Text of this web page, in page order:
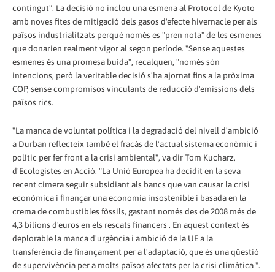
contingut". La decisió no inclou una esmena al Protocol de Kyoto
amb noves fites de mitigació dels gasos d'efecte hivernacle per als
països industrialitzats perquè només es "pren nota" de les esmenes
que donarien realment vigor al segon període. "Sense aquestes
esmenes és una promesa buida", recalquen, "només són
intencions, però la veritable decisió s'ha ajornat fins a la pròxima
COP, sense compromisos vinculants de reducció d'emissions dels
països rics.
"La manca de voluntat política i la degradació del nivell d'ambició
a Durban reflecteix també el fracàs de l'actual sistema econòmic i
polític per fer front a la crisi ambiental", va dir Tom Kucharz,
d'Ecologistes en Acció. "La Unió Europea ha decidit en la seva
recent cimera seguir subsidiant als bancs que van causar la crisi
econòmica i finançar una economia insostenible i basada en la
crema de combustibles fòssils, gastant només des de 2008 més de
4,3 bilions d'euros en els rescats financers . En aquest context és
deplorable la manca d'urgència i ambició de la UE a la
transferència de finançament per a l'adaptació, que és una qüestió
de supervivència per a molts països afectats per la crisi climàtica ".